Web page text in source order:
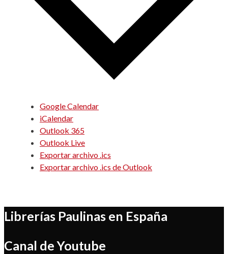
Google Calendar
iCalendar
Outlook 365
Outlook Live
Exportar archivo .ics
Exportar archivo .ics de Outlook
Librerías Paulinas en España
Canal de Youtube